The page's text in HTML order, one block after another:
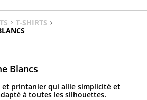
T-SHIRTS
Blancs
et printanier qui allie simplicité et
à toutes les silhouettes.